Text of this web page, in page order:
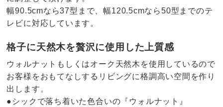
幅90.5cmなら37型まで、幅120.5cmなら50型までのテ
レビに対応しています。
格子に天然木を贅沢に使用した上質感
ウォルナットもしくはオーク天然木を使用しているので
お客様をおもてなしするリビングに格調高い空間を作り
出します。
●シックで落ち着いた色合いの『ウォルナット』